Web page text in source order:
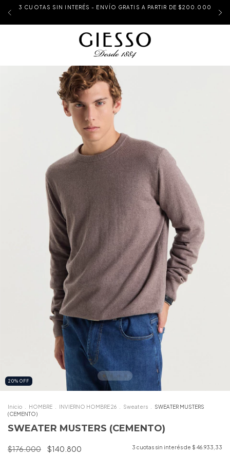
3 CUOTAS SIN INTERÉS - ENVÍO GRATIS A PARTIR DE $200.000
20% OFF
Inicio HOMBRE INVIERNO HOMBRE 26 Sweaters
SWEATER MUSTERS
(CEMENTO)
SWEATER MUSTERS (CEMENTO)
$176.000 $140.800 3 cuotas sin interés de $ 46.933,33